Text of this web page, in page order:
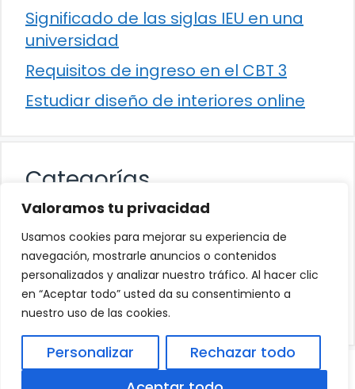
Valoramos tu privacidad
Usamos cookies para mejorar su experiencia de
navegación, mostrarle anuncios o contenidos
personalizados y analizar nuestro tráfico. Al hacer clic
en “Aceptar todo” usted da su consentimiento a
nuestro uso de las cookies.
Personalizar
Rechazar todo
Significado de las siglas IEU en una
universidad
Requisitos de ingreso en el CBT 3
Estudiar diseño de interiores online
Categorías
Cultura
Educación
Eventos
Trabajo
Política de Privacidad Aviso Legal|